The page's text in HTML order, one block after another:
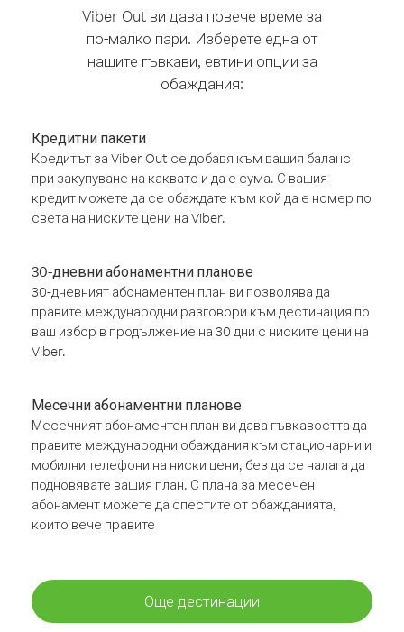
Viber Out ви дава повече време за
по-малко пари. Изберете една от
нашите гъвкави, евтини опции за
обаждания:
Кредитни пакети
Кредитът за Viber Out се добавя към вашия баланс
при закупуване на каквато и да е сума. С вашия
кредит можете да се обаждате към кой да е номер по
света на ниските цени на Viber.
30-дневни абонаментни планове
30-дневният абонаментен план ви позволява да
правите международни разговори към дестинация по
ваш избор в продължение на 30 дни с ниските цени на
Viber.
Месечни абонаментни планове
Месечният абонаментен план ви дава гъвкавостта да
правите международни обаждания към стационарни и
мобилни телефони на ниски цени, без да се налага да
подновявате вашия план. С плана за месечен
абонамент можете да спестите от обажданията,
които вече правите
Още дестинации